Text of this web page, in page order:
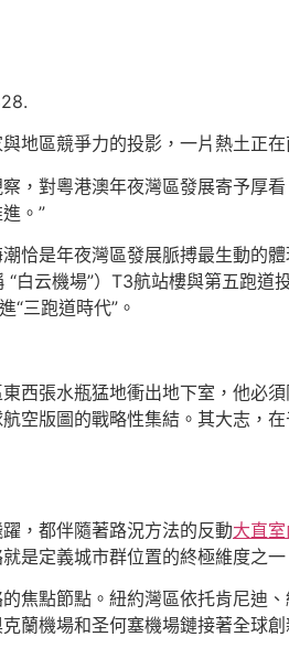
地區競爭力的投影，一片熱土正
，對粵港澳年夜灣區發展寄予厚
。”
恰是年夜灣區發展脈搏最生動的
白云機場”）T3航站樓與第五跑
“三跑道時代”。
東西張水瓶猛地衝出地下室，他必
空版圖的戰略性集結。其大志，
，都伴隨著路況方法的反動大直
是定義城市群位置的終極維度之一
焦點節點。紐約灣區依托肯尼迪
蘭機場和圣何塞機場鏈接著全球